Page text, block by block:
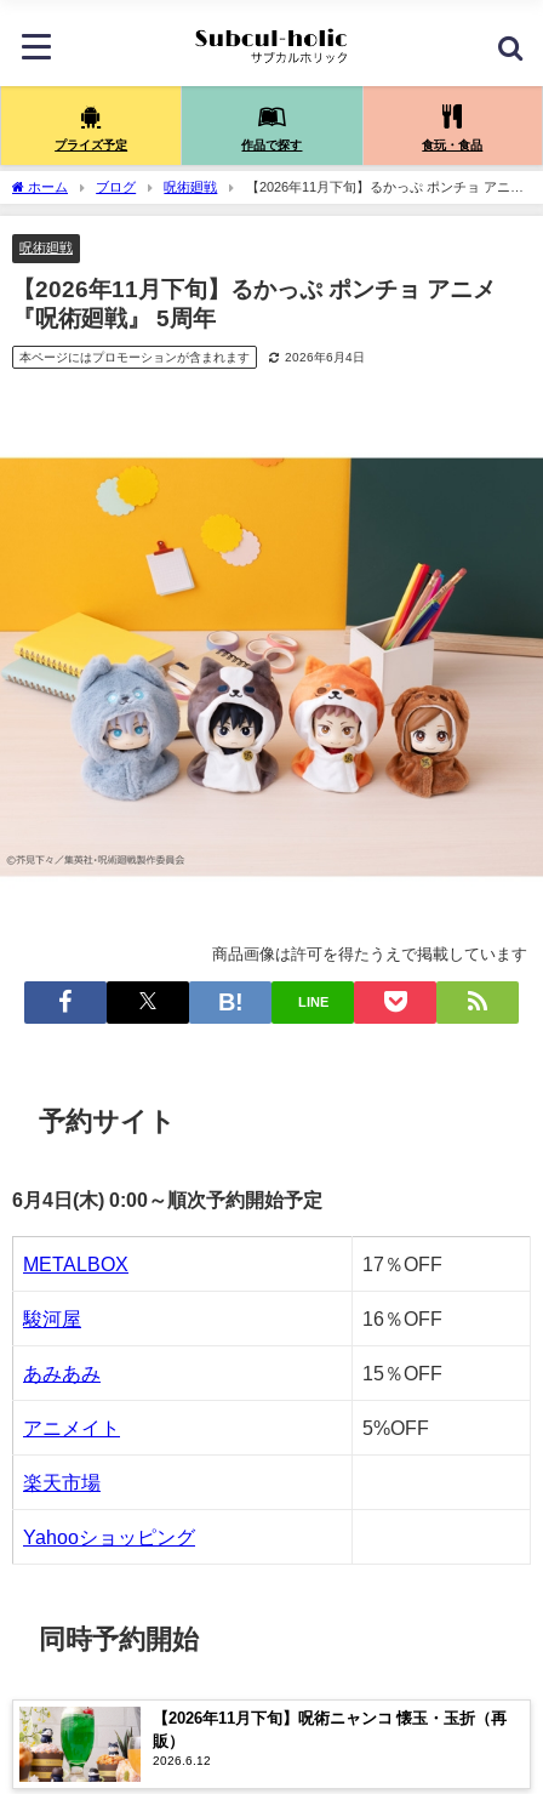
プライズ予定 作品で探す 食玩・食品
ホーム ブログ 呪術廻戦
【2026年11月下旬】るかっぷ ポンチョ アニメ
『呪術廻戦』 5周年
呪術廻戦
【2026年11月下旬】るかっぷ ポンチョ アニメ
『呪術廻戦』 5周年
本ページにはプロモーションが含まれます 2026年6月4日
商品画像は許可を得たうえで掲載しています
LINE
予約サイト
6月4日(木) 0:00～順次予約開始予定
METALBOX 17％OFF
駿河屋 16％OFF
あみあみ 15％OFF
アニメイト 5%OFF
楽天市場
Yahooショッピング
同時予約開始
【2026年11月下旬】呪術ニャンコ 懐玉・玉折（再
販）
2026.6.12